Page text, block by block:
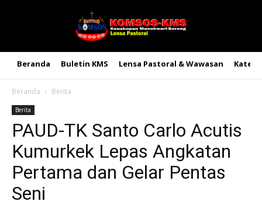
Beranda Buletin KMS Lensa Pastoral & Wawasan
Beranda Berita
Berita
PAUD-TK Santo Carlo Acutis
Kumurkek Lepas Angkatan
Pertama dan Gelar Pentas
Seni